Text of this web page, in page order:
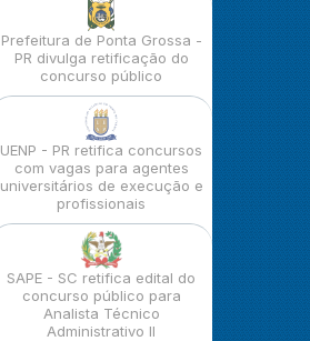
Prefeitura de Ponta Grossa -
PR divulga retificação do
concurso público
UENP - PR retifica concursos
com vagas para agentes
universitários de execução e
profissionais
SAPE - SC retifica edital do
concurso público para
Analista Técnico
Administrativo II